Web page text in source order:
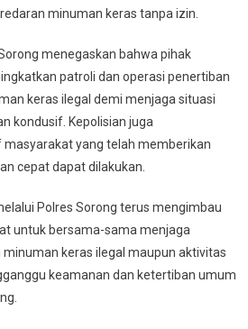
minuman keras tanpa izin.
menegaskan bahwa pihak
patroli dan operasi penertiban
keras ilegal demi menjaga situasi
kondusif. Kepolisian juga
yang telah memberikan
cepat dapat dilakukan.
Polres Sorong terus mengimbau
untuk bersama-sama menjaga
minuman keras ilegal maupun aktivitas
keamanan dan ketertiban umum